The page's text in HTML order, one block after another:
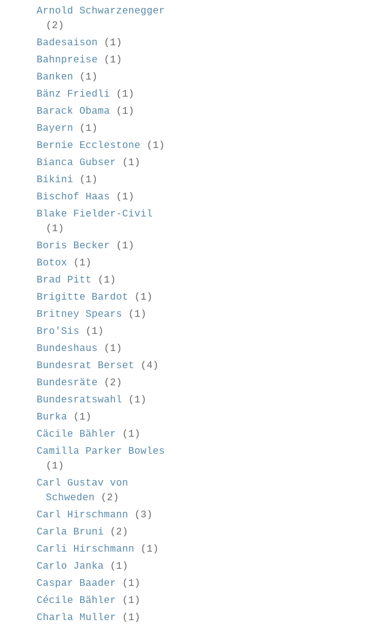
Arnold Schwarzenegger
(2)
Badesaison
(1)
Bahnpreise
(1)
Banken
(1)
Bänz Friedli
(1)
Barack Obama
(1)
Bayern
(1)
Bernie Ecclestone
(1)
Bianca Gubser
(1)
Bikini
(1)
Bischof Haas
(1)
Blake Fielder-Civil
(1)
Boris Becker
(1)
Botox
(1)
Brad Pitt
(1)
Brigitte Bardot
(1)
Britney Spears
(1)
Bro'Sis
(1)
Bundeshaus
(1)
Bundesrat Berset
(4)
Bundesräte
(2)
Bundesratswahl
(1)
Burka
(1)
Cäcile Bähler
(1)
Camilla Parker Bowles
(1)
Carl Gustav von
Schweden
(2)
Carl Hirschmann
(3)
Carla Bruni
(2)
Carli Hirschmann
(1)
Carlo Janka
(1)
Caspar Baader
(1)
Cécile Bähler
(1)
Charla Muller
(1)